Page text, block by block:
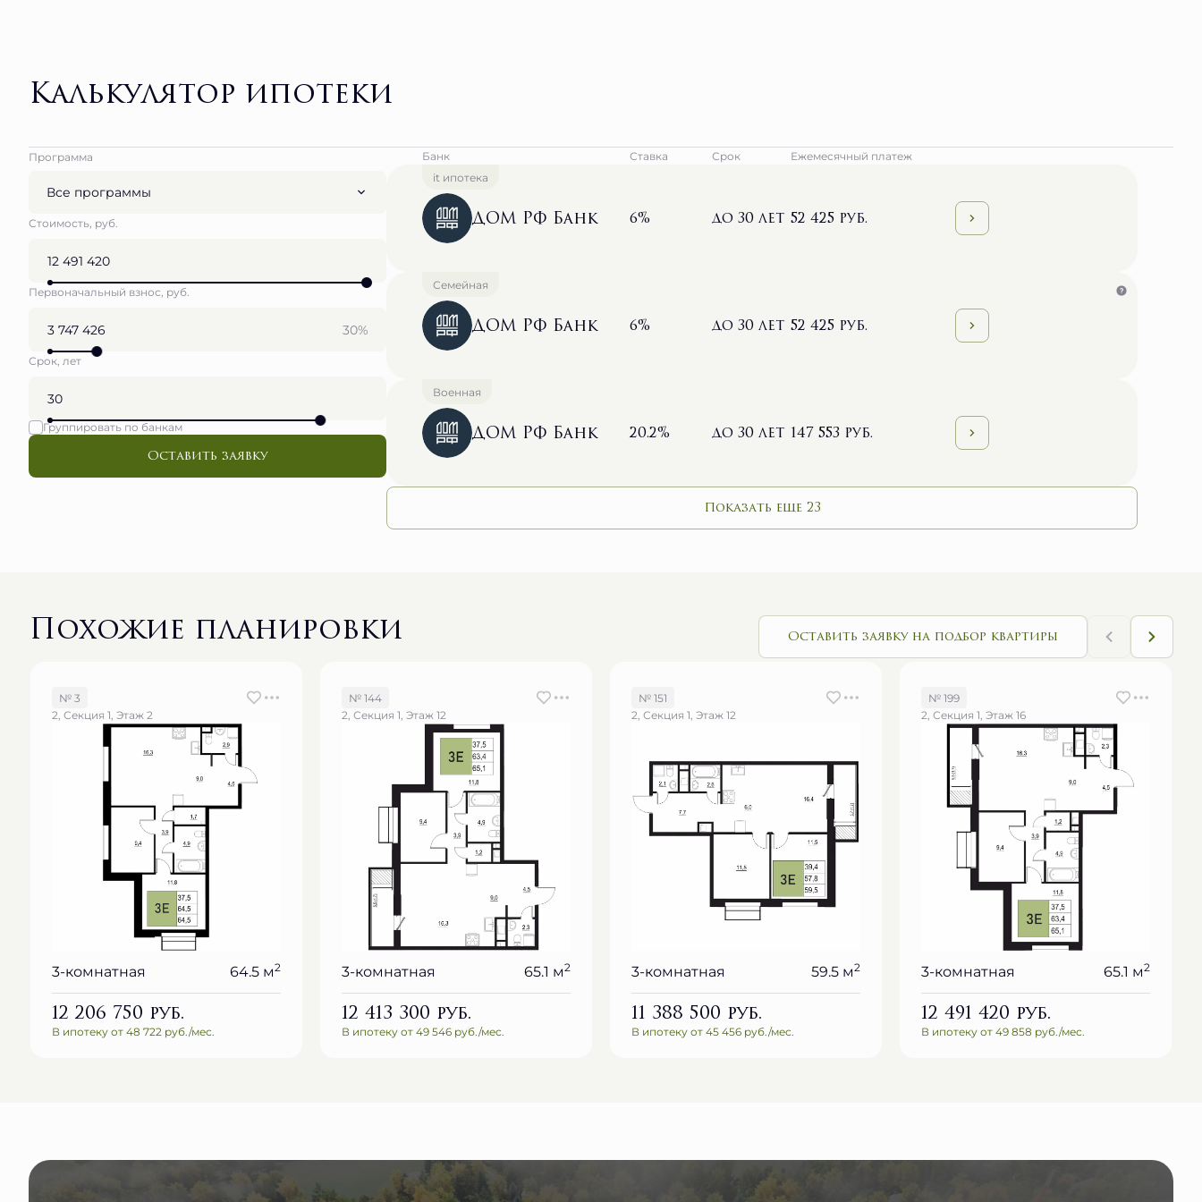
Калькулятор ипотеки
Программа
Все программы
Стоимость, руб.
Первоначальный взнос, руб.
30%
Срок, лет
Группировать по банкам
Оставить заявку
Банк Ставка Срок
Ежемесячный платеж
it ипотека
ДОМ РФ Банк 6% до 30 лет 52 425 руб.
Семейная
ДОМ РФ Банк 6% до 30 лет 52 425 руб.
Военная
ДОМ РФ Банк 20.2% до 30 лет 147 553 руб.
Показать еще 23
Похожие планировки Оставить заявку на подбор квартиры
№ 3
2, Секция 1, Этаж 2
3-комнатная 64.5 м2
12 206 750 руб.
В ипотеку от 48 722 руб./мес.
№ 144
2, Секция 1, Этаж 12
3-комнатная 65.1 м2
12 413 300 руб.
В ипотеку от 49 546 руб./мес.
№ 151
2, Секция 1, Этаж 12
3-комнатная 59.5 м2
11 388 500 руб.
В ипотеку от 45 456 руб./мес.
№ 199
2, Секция 1, Этаж 16
3-комнатная 65.1 м2
12 491 420 руб.
В ипотеку от 49 858 руб./мес.